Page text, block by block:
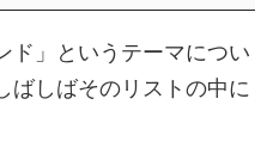
ド」というテーマについ
ばしばそのリストの中に